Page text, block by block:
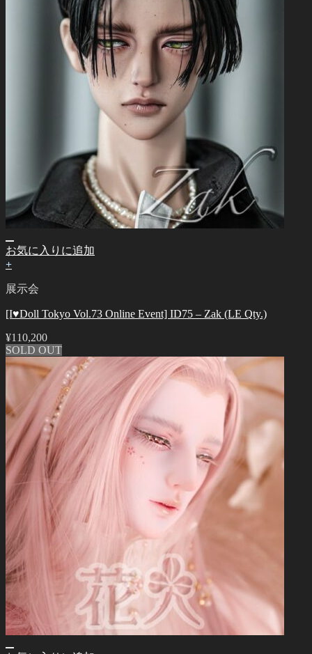
お気に入りに追加
+
展示会
[I♥Doll Tokyo Vol.73 Online Event] ID75 – Zak (LE Qty.)
¥110,200
SOLD OUT